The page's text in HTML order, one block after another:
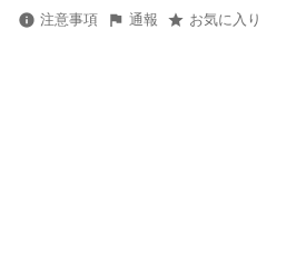
注意事項 通報 お気に入り